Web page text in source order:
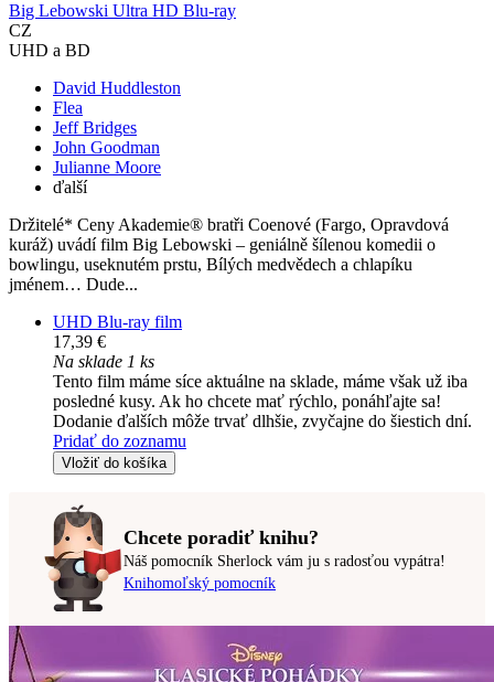
Big Lebowski Ultra HD Blu-ray
CZ
UHD a BD
David Huddleston
Flea
Jeff Bridges
John Goodman
Julianne Moore
ďalší
Držitelé* Ceny Akademie® bratři Coenové (Fargo, Opravdová
kuráž) uvádí film Big Lebowski – geniálně šílenou komedii o
bowlingu, useknutém prstu, Bílých medvědech a chlapíku
jménem… Dude...
UHD Blu-ray film
17,39 €
Na sklade 1 ks
Tento film máme síce aktuálne na sklade, máme však už iba
posledné kusy. Ak ho chcete mať rýchlo, ponáhľajte sa!
Dodanie ďalších môže trvať dlhšie, zvyčajne do šiestich dní.
Pridať do zoznamu
Vložiť do košíka
Chcete poradiť knihu?
Náš pomocník Sherlock vám ju s radosťou vypátra!
Knihomoľský pomocník